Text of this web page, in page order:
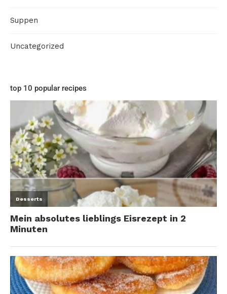
Suppen
Uncategorized
top 10 popular recipes